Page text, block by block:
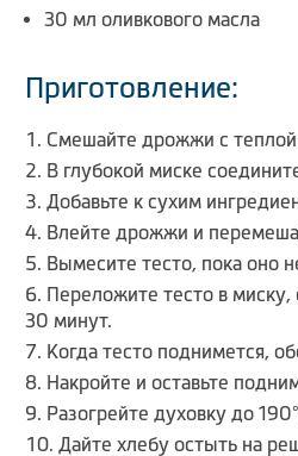
30 мл оливкового масла
Приготовление:
Смешайте дрожжи с теплой
В глубокой миске
Добавьте к сухим
Влейте дрожжи и
Вымесите тесто, пока оно
Переложите тесто в миску,
30 минут.
Когда тесто поднимется,
Накройте и оставьте
Разогрейте духовку до
Дайте хлебу остыть на